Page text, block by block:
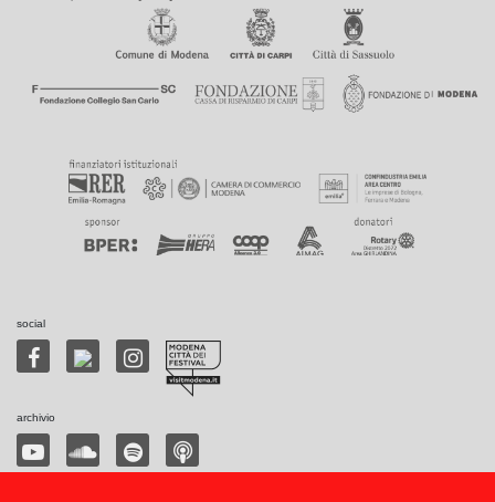
social
archivio